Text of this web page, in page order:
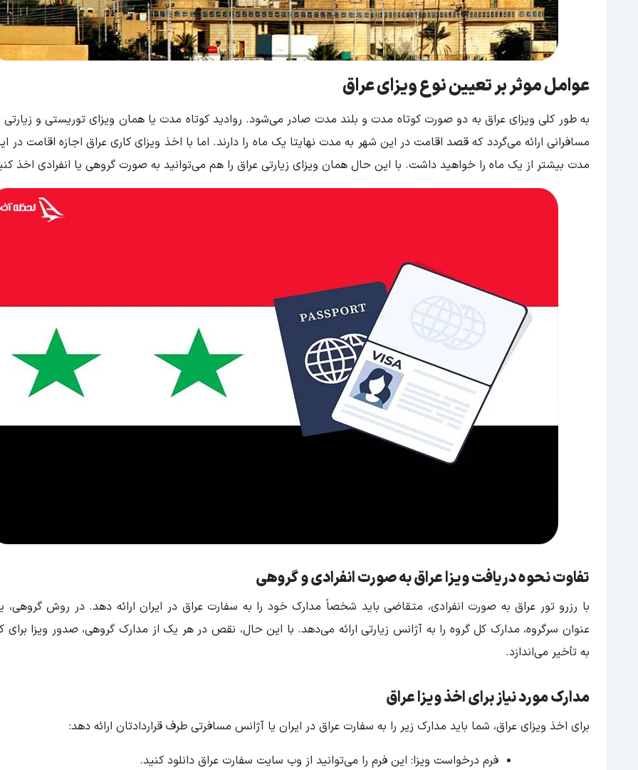
عوامل موثر بر تعیین نوع ویزای عراق
به طور کلی ویزای عراق به دو صورت کوتاه مدت و بلند مدت صادر می‌شود. روادید کوتاه مدت یا همان ویزای توریستی و زیارتی
مسافرانی ارائه می‌گردد که قصد اقامت در این شهر به مدت نهایتا یک ماه را دارند. اما با اخذ ویزای کاری عراق اجازه اقامت در
مدت بیشتر از یک ماه را خواهید داشت. با این حال همان ویزای زیارتی عراق را هم می‌توانید به صورت گروهی یا انفرادی اخذ
تفاوت نحوه دریافت ویزا عراق به صورت انفرادی و گروهی
با رزرو تور عراق به صورت انفرادی، متقاضی باید شخصاً مدارک خود را به سفارت عراق در ایران ارائه دهد. در روش گروهی،
عنوان سرگروه، مدارک کل گروه را به آژانس زیارتی ارائه می‌دهد. با این حال، نقص در هر یک از مدارک گروهی، صدور ویزا برای
به تأخیر می‌اندازد.
مدارک مورد نیاز برای اخذ ویزا عراق
برای اخذ ویزای عراق، شما باید مدارک زیر را به سفارت عراق در ایران یا آژانس مسافرتی طرف قراردادتان ارائه دهد:
فرم درخواست ویزا: این فرم را می‌توانید از وب سایت سفارت عراق دانلود کنید.